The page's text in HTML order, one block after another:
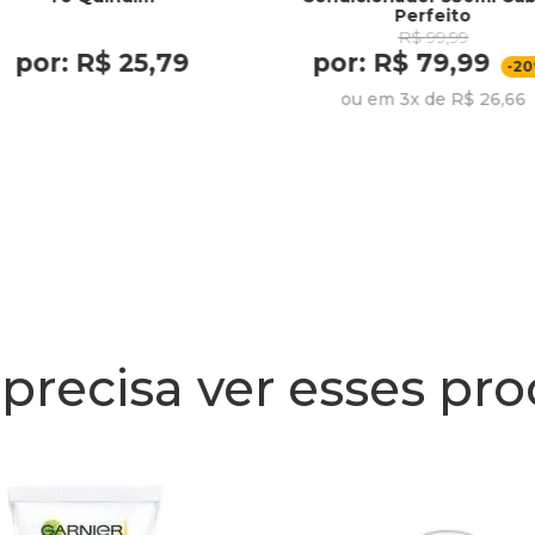
por: R$ 25,79
Perfeito
R$ 99,99
por: R$ 79,99 -
ou em 3x de R$ 26,66
ver esses